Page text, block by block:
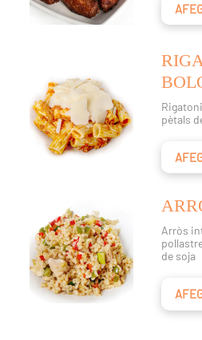
pètals
Arròs
de soja